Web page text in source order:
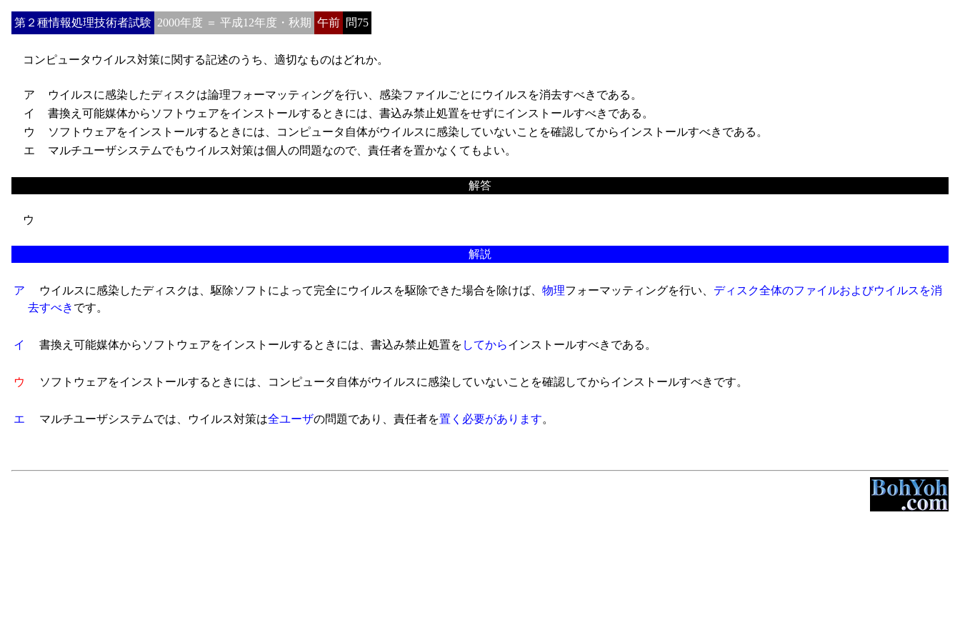
第２種情報処理技術者試験 2000年度 ＝ 平成12年度・秋期 午前 問75
コンピュータウイルス対策に関する記述のうち、適切なものはどれか。
ア
ウイルスに感染したディスクは論理フォーマッティングを行い、感染ファイルごとにウイルスを消去すべきである。
イ
書換え可能媒体からソフトウェアをインストールするときには、書込み禁止処置をせずにインストールすべきである。
ウ
ソフトウェアをインストールするときには、コンピュータ自体がウイルスに感染していないことを確認してからインストールすべきである。
エ
マルチユーザシステムでもウイルス対策は個人の問題なので、責任者を置かなくてもよい。
解答
ウ
解説
ア ウイルスに感染したディスクは、駆除ソフトによって完全にウイルスを駆除できた場合を除けば、 物理フォーマッティングを行い、 ディスク全体のファイルおよびウイルスを消
去すべき です。
イ 書換え可能媒体からソフトウェアをインストールするときには、書込み禁止処置を してからインストールすべきである。
ウ ソフトウェアをインストールするときには、コンピュータ自体がウイルスに感染していないことを確認してからインストールすべきです。
エ マルチユーザシステムでは、ウイルス対策は全ユーザの問題であり、責任者を置く必要があります。